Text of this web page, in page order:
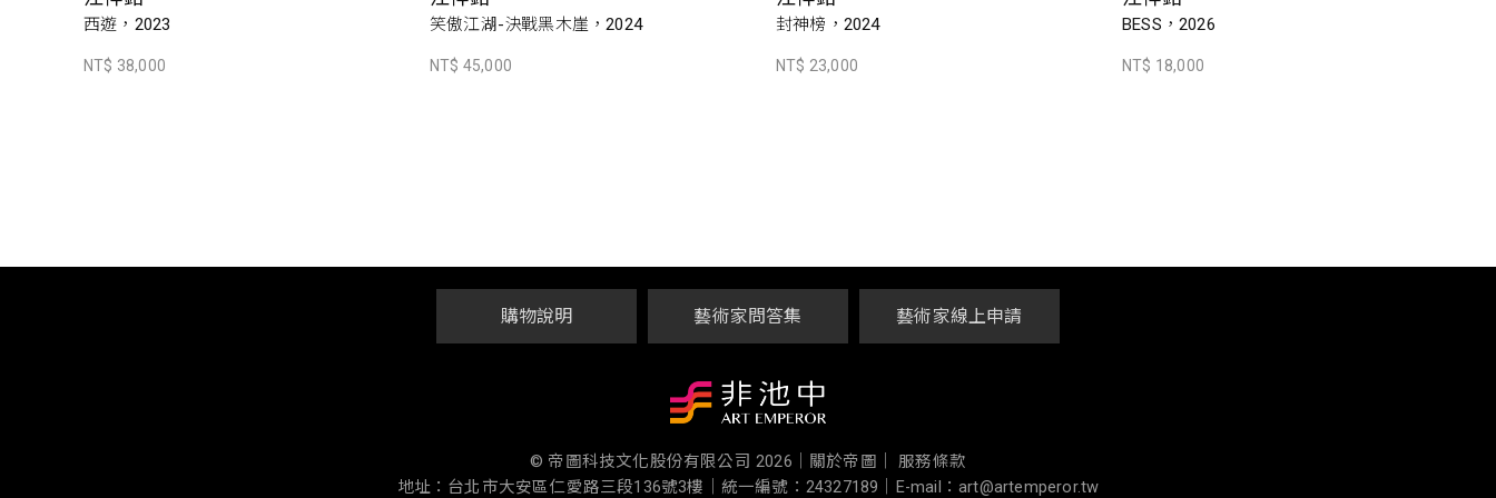
西遊，2023
NT$ 38,000
笑傲江湖-決戰黑木崖，2024
NT$ 45,000
封神榜，2024
NT$ 23,000
BESS，2026
NT$ 18,000
購物說明 藝術家問答集 藝術家線上申請
© 帝圖科技文化股份有限公司 2026 關於帝圖｜
服務條款
地址：台北市大安區仁愛路三段136號3樓
統一編號：24327189 E-mail：art@artemperor.tw